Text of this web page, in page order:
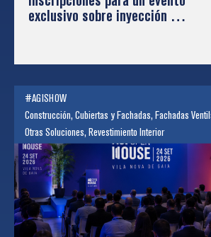
exclusivo sobre inyección de
#AGISHOW
Construcción, Cubiertas y Fachadas, Fachadas
Otras Soluciones, Revestimiento Interior